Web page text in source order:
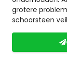
grotere
schoorsteen